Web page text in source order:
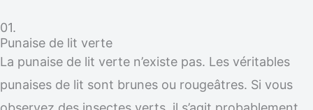
01.
Punaise de lit verte
La punaise de lit verte n’existe pas. Les véritables
punaises de lit sont brunes ou rougeâtres. Si vous